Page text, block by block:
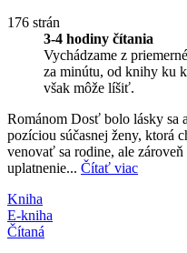
176 strán
3-4 hodiny čítania
Vychádzame z
za minútu, od knihy ku
však môže líšiť.
Románom Dosť bolo lásky sa
pozíciou súčasnej ženy, ktorá
venovať sa rodine, ale
uplatnenie... Čítať viac
Kniha
E-kniha
Čítaná